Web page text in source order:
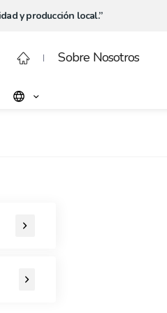
y producción local.”
Sobre Nosotros